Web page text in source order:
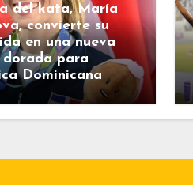
del kata, María
convierte su
en una nueva
para
Dominicana